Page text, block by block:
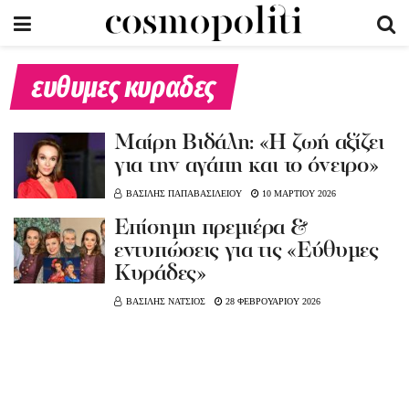
ευθυμες κυραδες
Mαίρη Βιδάλη: «Η ζωή αξίζει
για την αγάπη και το όνειρο»
ΒΑΣΙΛΗΣ ΠΑΠΑΒΑΣΙΛΕΙΟΥ 10 ΜΑΡΤΙΟΥ 2026
Επίσημη πρεμιέρα &
εντυπώσεις για τις «Εύθυμες
Κυράδες»
ΒΑΣΙΛΗΣ ΝΑΤΣΙΟΣ 28 ΦΕΒΡΟΥΑΡΙΟΥ 2026